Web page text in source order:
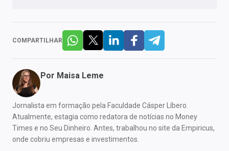
COMPARTILHAR
Por Maisa Leme
Jornalista em formação pela Faculdade Cásper Líbero.
Atualmente, estagia como redatora de notícias no Money
Times e no Seu Dinheiro. Antes, trabalhou no site da Empiricus,
onde cobriu empresas e investimentos.